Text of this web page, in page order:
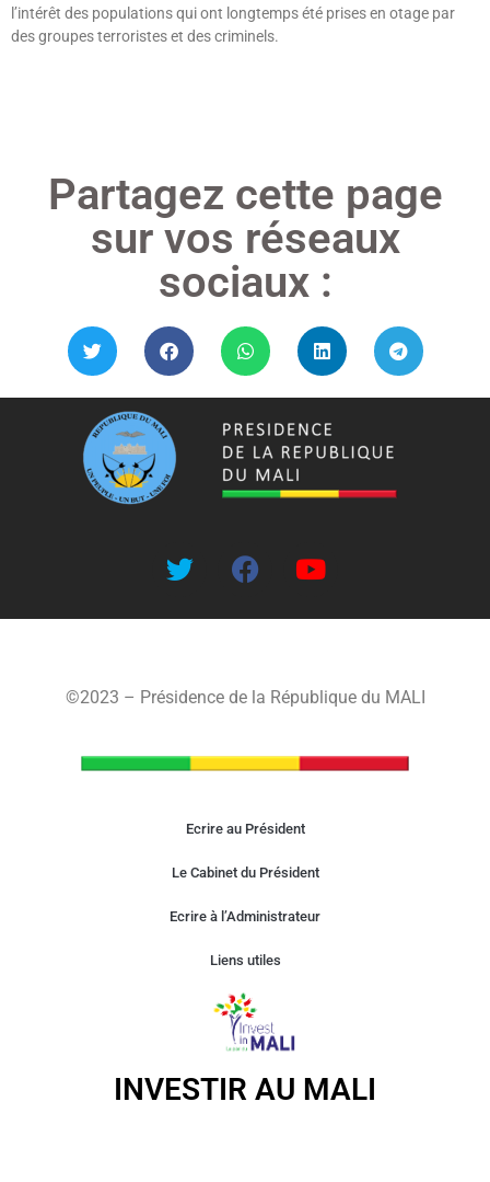
l’intérêt des populations qui ont longtemps été prises en otage par
des groupes terroristes et des criminels.
Partagez cette page
sur vos réseaux
sociaux :
©2023 – Présidence de la République du MALI
Ecrire au Président
Le Cabinet du Président
Ecrire à l’Administrateur
Liens utiles
INVESTIR AU MALI